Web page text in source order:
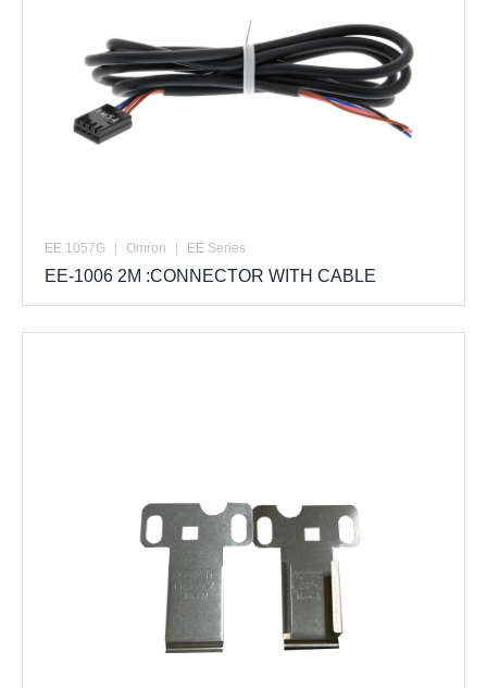
EE 1057G Omron EE Series
EE-1006 2M :CONNECTOR WITH CABLE